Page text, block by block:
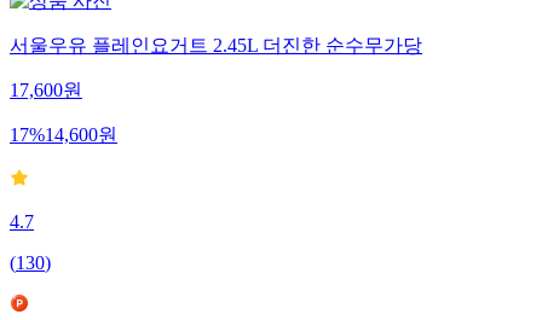
서울우유 플레인요거트 2.45L 더진한 순수무가당
17,600원
17%14,600원
4.7
(130)